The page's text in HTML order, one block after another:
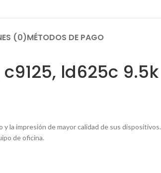
(0)MÉTODOS DE PAGO
ld625c 9.5k
la impresión de mayor calidad de sus dispositivos.
de oficina.